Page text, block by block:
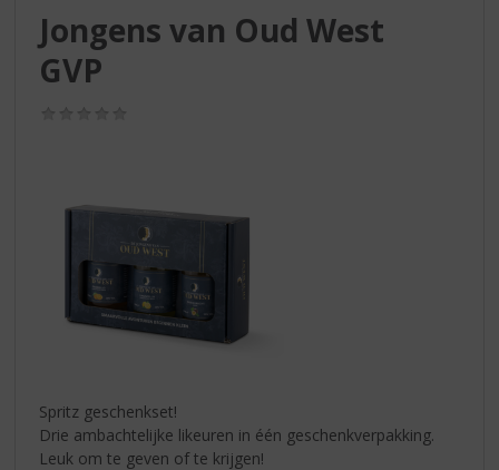
Jongens van Oud West
GVP
Spritz geschenkset!
Drie ambachtelijke likeuren in één geschenkverpakking.
Leuk om te geven of te krijgen!